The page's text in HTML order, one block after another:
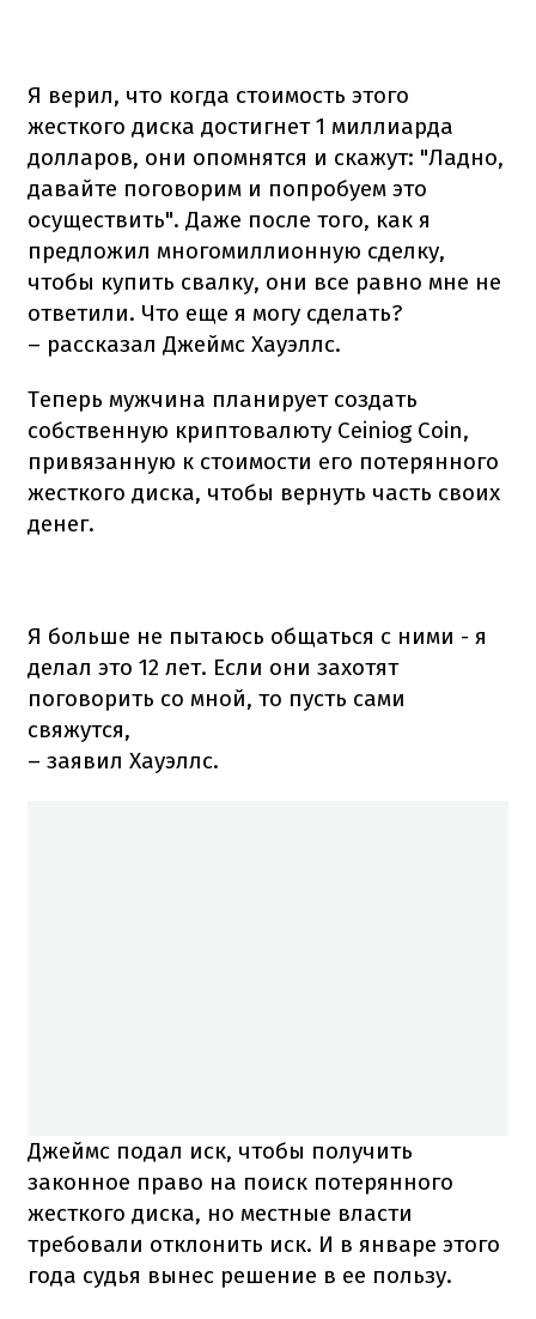
Я верил, что когда стоимость этого
жесткого диска достигнет 1 миллиарда
долларов, они опомнятся и скажут: "Ладно,
давайте поговорим и попробуем это
осуществить". Даже после того, как я
предложил многомиллионную сделку,
чтобы купить свалку, они все равно мне не
ответили. Что еще я могу сделать?
– рассказал Джеймс Хауэллс.
Теперь мужчина планирует создать
собственную криптовалюту Ceiniog Coin,
привязанную к стоимости его потерянного
жесткого диска, чтобы вернуть часть своих
денег.
Я больше не пытаюсь общаться с ними - я
делал это 12 лет. Если они захотят
поговорить со мной, то пусть сами
свяжутся,
– заявил Хауэллс.
Джеймс подал иск, чтобы получить
законное право на поиск потерянного
жесткого диска, но местные власти
требовали отклонить иск. И в январе этого
года судья вынес решение в ее пользу.